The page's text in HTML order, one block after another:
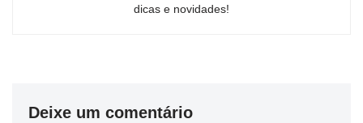
dicas e novidades!
Deixe um comentário